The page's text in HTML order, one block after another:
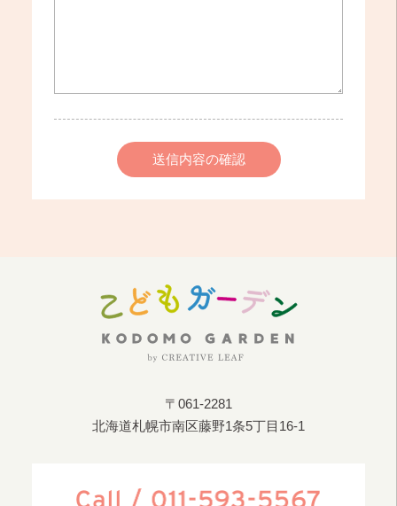
送信内容の確認
〒061-2281
北海道札幌市南区藤野1条5丁目16-1